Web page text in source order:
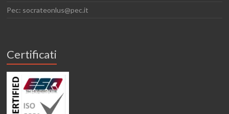
Pec: socrateonlus@pec.it
Certificati